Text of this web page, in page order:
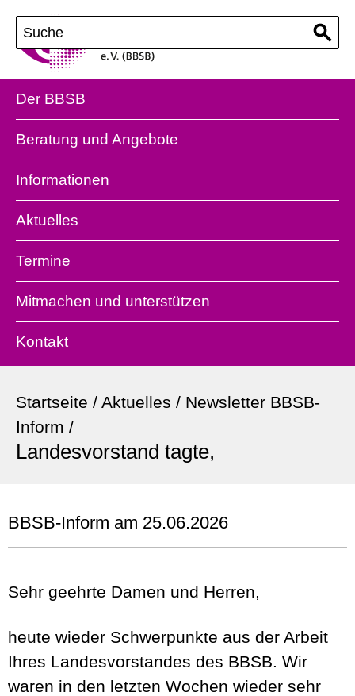
Der BBSB
Beratung und Angebote
Informationen
Aktuelles
Termine
Mitmachen und unterstützen
Kontakt
Startseite / Aktuelles / Newsletter BBSB-
Inform /
Landesvorstand tagte,
BBSB-Inform am 25.06.2026
Sehr geehrte Damen und Herren,
heute wieder Schwerpunkte aus der Arbeit
Ihres Landesvorstandes des BBSB. Wir
waren in den letzten Wochen wieder sehr